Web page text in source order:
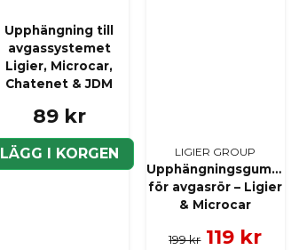
Upphängning till
avgassystemet
Ligier, Microcar,
Chatenet & JDM
89 kr
LÄGG I KORGEN LIGIER GROUP
Upphängningsgummi
för avgasrör – Ligier
& Microcar
199 kr 119 kr